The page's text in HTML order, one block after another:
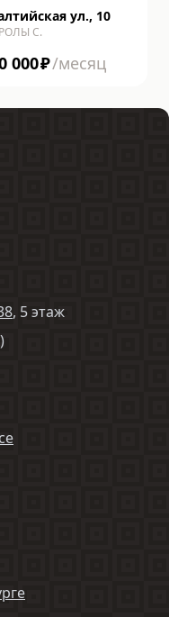
ул., 10
С.
000₽/месяц
, 5 этаж